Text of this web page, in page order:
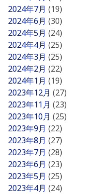
2024年7月 (19)
2024年6月 (30)
2024年5月 (24)
2024年4月 (25)
2024年3月 (25)
2024年2月 (22)
2024年1月 (19)
2023年12月 (27)
2023年11月 (23)
2023年10月 (25)
2023年9月 (22)
2023年8月 (27)
2023年7月 (28)
2023年6月 (23)
2023年5月 (25)
2023年4月 (24)